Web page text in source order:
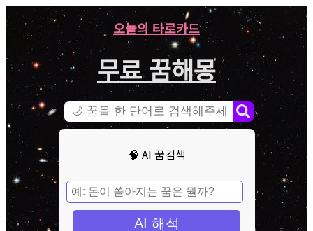
오늘의 타로카드
무료 꿈해몽
🧠 AI 꿈검색
AI 해석